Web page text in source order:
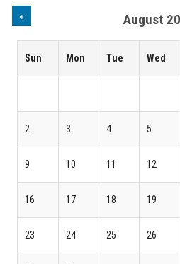
« August
Sun Mon Tue Wed
2 3 4 5
9 10 11 12
16 17 18 19
23 24 25 26